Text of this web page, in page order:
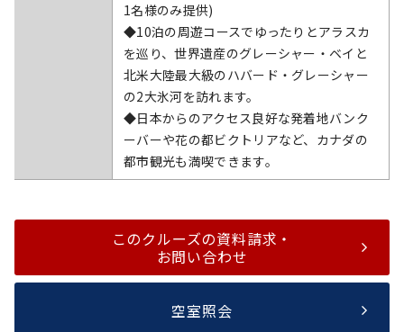
1名様のみ提供)
◆10泊の周遊コースでゆったりとアラスカ
を巡り、世界遺産のグレーシャー・ベイと
北米大陸最大級のハバード・グレーシャー
の2大氷河を訪れます。
◆日本からのアクセス良好な発着地バンク
ーバーや花の都ビクトリアなど、カナダの
都市観光も満喫できます。
このクルーズの資料請求・
お問い合わせ
空室照会